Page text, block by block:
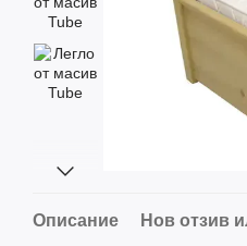
Описание Нов отзив